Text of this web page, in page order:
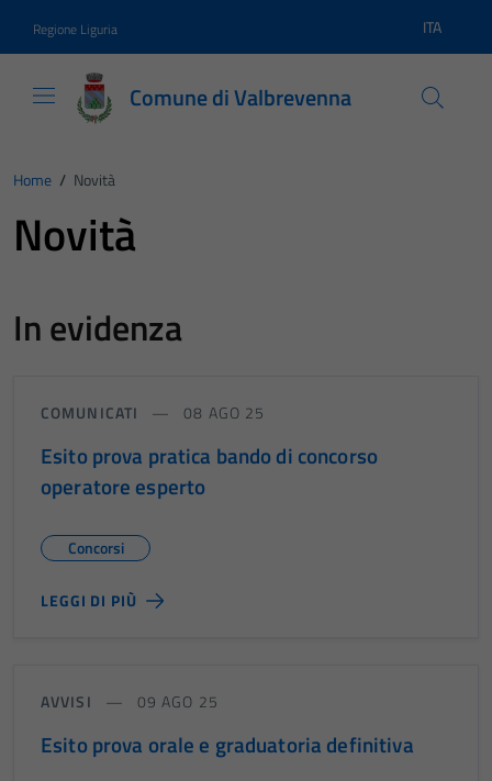
Regione Liguria Lingua
ITA
Comune di Valbrevenna
Home / Novità
Novità
In evidenza
COMUNICATI 08 AGO 25
Esito prova pratica bando di concorso
operatore esperto
Concorsi
LEGGI DI PIÙ
AVVISI 09 AGO 25
Esito prova orale e graduatoria definitiva